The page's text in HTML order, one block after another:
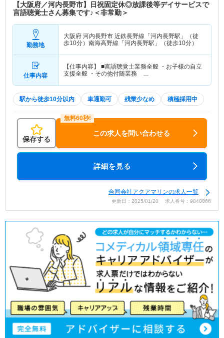
【大阪府／河内長野市】日祝固定休◎放課後等デイサービスで
言語聴覚士さん募集です♪＜非常勤＞
勤務地
大阪府 河内長野市 近鉄長野線「河内長野駅」（徒
歩10分）南海高野線「河内長野駅」（徒歩10分）
仕事内容
【仕事内容】 ■言語聴覚士業務全般 ・お子様の自立
支援全般 ・その他付随業務 …
駅から徒歩10分以内 車通勤可 残業少なめ 積極採用中
保存する
この求人を問い合わせる
詳細を見る
合同会社アクアマリンの求人一覧
更新日：2025/01/20 求人番号：9840866